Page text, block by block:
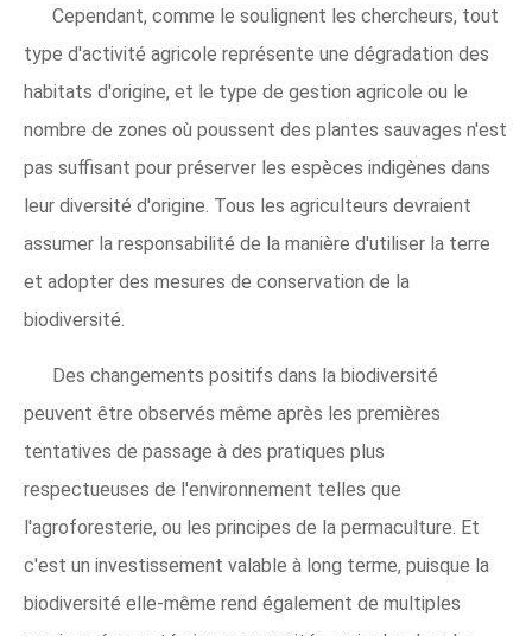
Cependant, comme le soulignent les chercheurs, tout
type d'activité agricole représente une dégradation des
habitats d'origine, et le type de gestion agricole ou le
nombre de zones où poussent des plantes sauvages n'est
pas suffisant pour préserver les espèces indigènes dans
leur diversité d'origine. Tous les agriculteurs devraient
assumer la responsabilité de la manière d'utiliser la terre
et adopter des mesures de conservation de la
biodiversité.
Des changements positifs dans la biodiversité
peuvent être observés même après les premières
tentatives de passage à des pratiques plus
respectueuses de l'environnement telles que
l'agroforesterie, ou les principes de la permaculture. Et
c'est un investissement valable à long terme, puisque la
biodiversité elle-même rend également de multiples